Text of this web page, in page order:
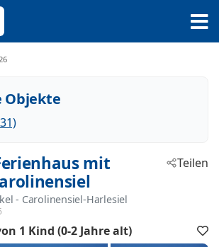
Objekte
mit
- Carolinensiel-Harlesiel
Teilen
1 Kind (0-2 Jahre alt)